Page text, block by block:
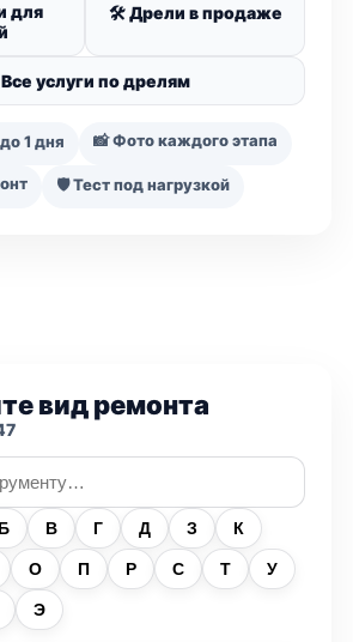
для
🛠️ Дрели в продаже
Все услуги по дрелям
1 дня 📸 Фото каждого этапа
🛡️ Тест под нагрузкой
вид ремонта
Б В Г Д З К
О П Р С Т У
Э